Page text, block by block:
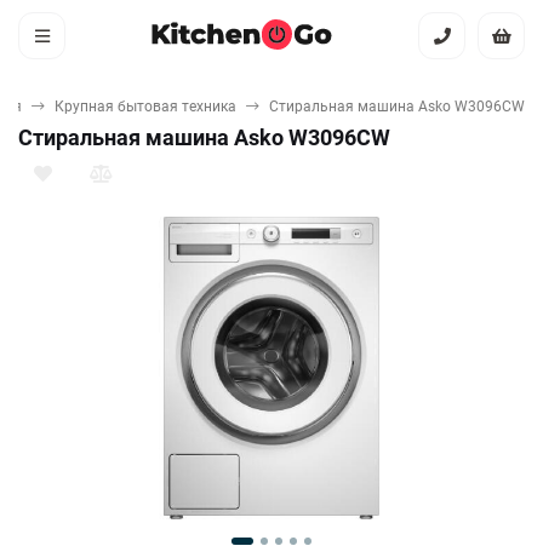
Крупная бытовая техника Стиральная машина Asko W3096CW
Стиральная машина Asko W3096CW